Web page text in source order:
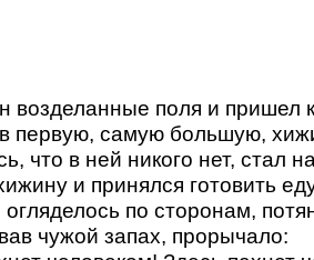
возделанные поля и пришел
первую, самую большую,
что в ней никого нет, стал
и принялся готовить
по сторонам,
чужой запах, прорычало: